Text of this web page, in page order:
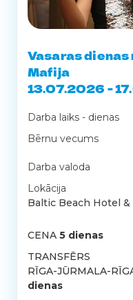
Vasaras dienas
Mafija
13.07.2026 -
Darba laiks - dienas
Bērnu vecums
Darba valoda
Lokācija
Baltic Beach Hotel &
CENA 5 dienas
TRANSFĒRS
RĪGA-JŪRMALA-
dienas